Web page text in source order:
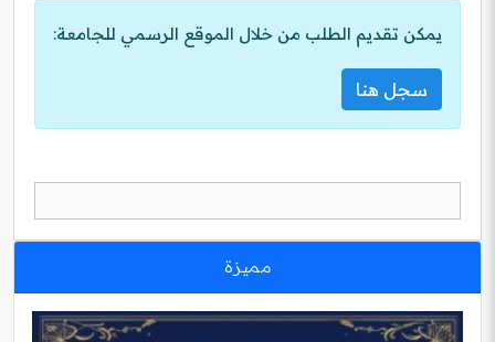
يمكن تقديم الطلب من خلال الموقع الرسمي للجامعة:
سجل هنا
مميزة